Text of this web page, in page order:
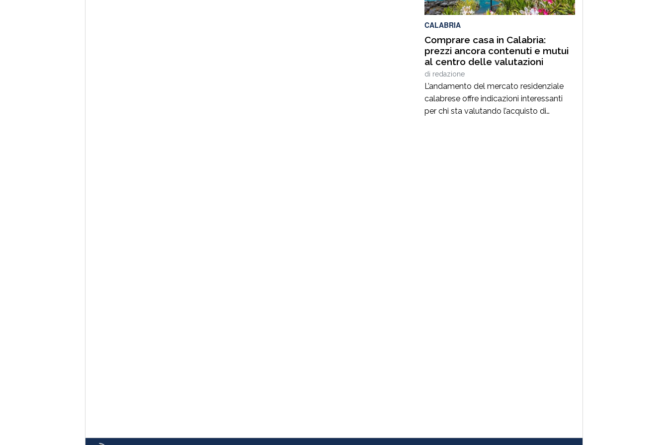
portata, condotta sotto il costante
coordinamento […]
CALABRIA
Comprare casa in Calabria:
prezzi ancora contenuti e mutui
al centro delle valutazioni
di redazione
L’andamento del mercato residenziale
calabrese offre indicazioni interessanti
per chi sta valutando l’acquisto di